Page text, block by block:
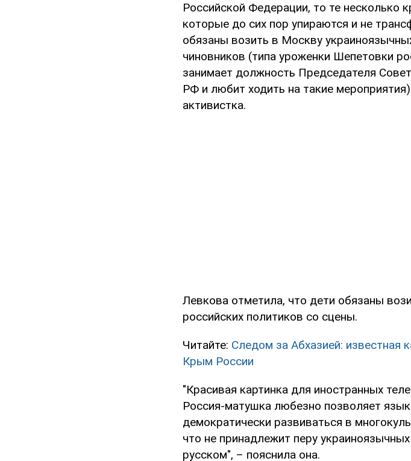
Российской Федерации, то те несколько
которые до сих пор упираются и не
обязаны возить в Москву
чиновников (типа уроженки Шепетовки
занимает должность Председателя
РФ и любит ходить на такие
активистка.
Левкова отметила, что дети обязаны
российских политиков со сцены.
Читайте: Следом за Абхазией: известная
Крым России
"Красивая картинка для иностранных
Россия-матушка любезно позволяет
демократически развиваться в
что не принадлежит перу
русском", – пояснила она.